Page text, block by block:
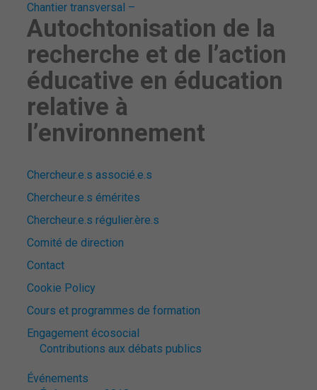
Chantier transversal –
Autochtonisation de la
recherche et de l’action
éducative en éducation
relative à
l’environnement
Chercheur.e.s associé.e.s
Chercheur.e.s émérites
Chercheur.e.s régulier.ère.s
Comité de direction
Contact
Cookie Policy
Cours et programmes de formation
Engagement écosocial
Contributions aux débats publics
Événements